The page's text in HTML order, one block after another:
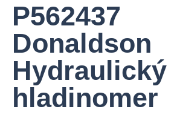
P562437
Donaldson
Hydraulický
hladinomer